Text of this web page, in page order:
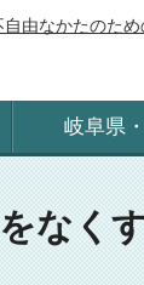
自由なかたのた
岐阜県
なく